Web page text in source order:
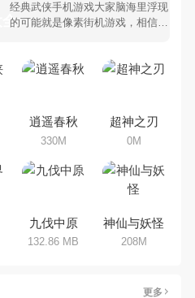
全 >
经典武侠手机游戏大家脑海里浮现
的可能就是像素街机游戏，相信很
侠手机游戏有哪些呢？游戏今天，
集，欢迎大家前来选择下载体验
逍遥春秋
330M
超神之刃
0M
九伐中原
132.86 MB
神仙与妖怪
208M
更多